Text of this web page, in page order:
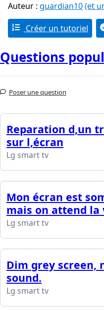
Auteur : guardian10(et
Créer un tutoriel
Questions
Poser une question
Reparation d,un
sur l,écran
Lg smart tv
Mon écran est
mais on attend la
Lg smart tv
Dim grey screen,
sound.
Lg smart tv